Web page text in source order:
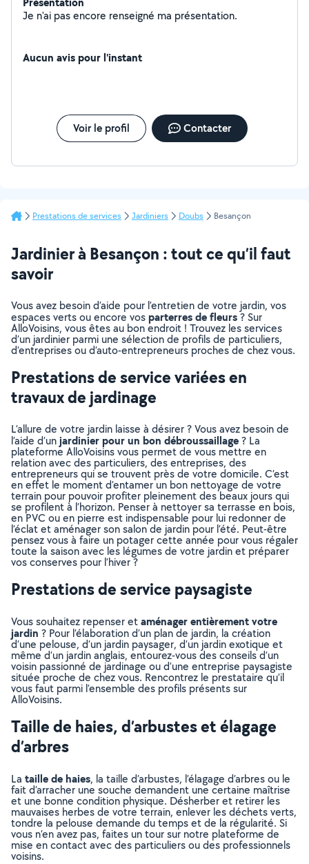
Je n'ai pas encore renseigné ma présentation.
Aucun avis pour l'instant
Voir le profil Contacter
Prestations de services Jardiniers Doubs Besançon
Jardinier à Besançon : tout ce qu’il faut
savoir
Vous avez besoin d’aide pour l’entretien de votre jardin, vos
espaces verts ou encore vosparterres de fleurs? Sur
AlloVoisins, vous êtes au bon endroit ! Trouvez les services
d’un jardinier parmi une sélection de profils de particuliers,
d’entreprises ou d’auto-entrepreneurs proches de chez vous.
Prestations de service variées en
travaux de jardinage
L’allure de votre jardin laisse à désirer ? Vous avez besoin de
l’aide d’unjardinier pour un bon débroussaillage? La
plateforme AlloVoisins vous permet de vous mettre en
relation avec des particuliers, des entreprises, des
entrepreneurs qui se trouvent près de votre domicile. C’est
en effet le moment d’entamer un bon nettoyage de votre
terrain pour pouvoir profiter pleinement des beaux jours qui
se profilent à l’horizon. Penser à nettoyer sa terrasse en bois,
en PVC ou en pierre est indispensable pour lui redonner de
l’éclat et aménager son salon de jardin pour l’été. Peut-être
pensez vous à faire un potager cette année pour vous régaler
toute la saison avec les légumes de votre jardin et préparer
vos conserves pour l’hiver ?
Prestations de service paysagiste
Vous souhaitez repenser etaménager entièrement votre
jardin ? Pour l’élaboration d’un plan de jardin, la création
d’une pelouse, d’un jardin paysager, d’un jardin exotique et
même d’un jardin anglais, entourez-vous des conseils d’un
voisin passionné de jardinage ou d’une entreprise paysagiste
située proche de chez vous. Rencontrez le prestataire qu’il
vous faut parmi l’ensemble des profils présents sur
AlloVoisins.
Taille de haies, d’arbustes et élagage
d’arbres
La taille de haies, la taille d’arbustes, l’élagage d’arbres ou le
fait d’arracher une souche demandent une certaine maîtrise
et une bonne condition physique. Désherber et retirer les
mauvaises herbes de votre terrain, enlever les déchets verts,
tondre la pelouse demande du temps et de la régularité. Si
vous n’en avez pas, faites un tour sur notre plateforme de
mise en contact avec des particuliers ou des professionnels
voisins.